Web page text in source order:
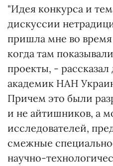
"Идея конкурса и
дискуссии
пришла мне во
когда там
проекты, -
академик НАН
Причем это были
и не айтишников, а
исследователей,
смежные
научно-